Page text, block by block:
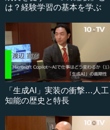
は？経験学習の基本を学ぶ
「生成AI」実装の衝撃…人工
知能の歴史と特長